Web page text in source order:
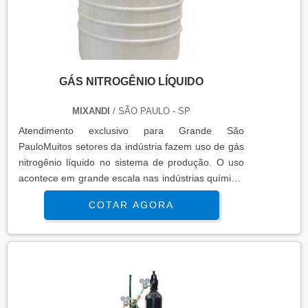
alta qualidade, e para maior praticidade, os clientes
podem contar com um sistema de informação
disponível através de ferramentas como:
WhatsApp, e-mail, telefone, site e atendimento
pessoal. A empresa estará pronta para um
GÁS NITROGÊNIO LÍQUIDO
MIXANDI / SÃO PAULO - SP
Atendimento exclusivo para Grande São
PauloMuitos setores da indústria fazem uso de gás
nitrogênio líquido no sistema de produção. O uso
acontece em grande escala nas indústrias química,
petroquímica e de alimentos, como parte do
processo produtivo. Indústrias de outros setores,
quando não têm o nitrogênio líquido como
integrante de uma das etapas da fabricação dos
higienização de instrumentos analíticos. MAIS
DETALHES IMPORTANTES SOBRE O
PRODUTOAzoto líquido é o outro nome dado ao
COTAR AGORA